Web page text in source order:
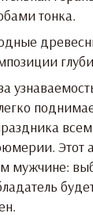
тонка.
Этот
мужчине: